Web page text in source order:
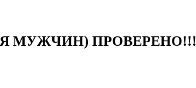
МУЖЧИН) ПРОВЕРЕНО!!!